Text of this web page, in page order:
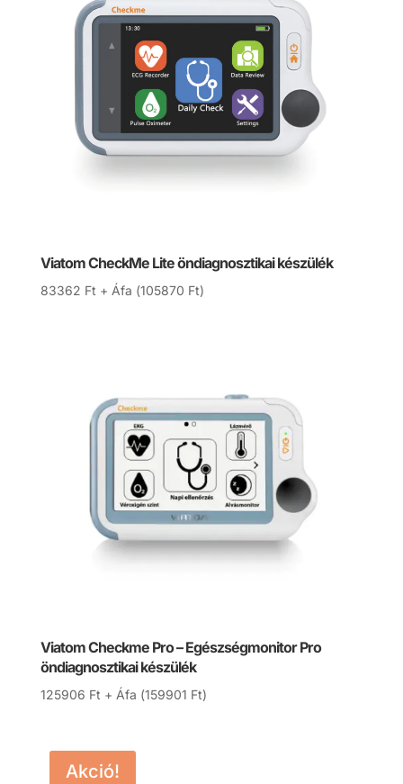
Viatom CheckMe Lite öndiagnosztikai készülék
83362 Ft + Áfa (105870 Ft)
Viatom Checkme Pro – Egészségmonitor Pro
öndiagnosztikai készülék
125906 Ft + Áfa (159901 Ft)
Akció!